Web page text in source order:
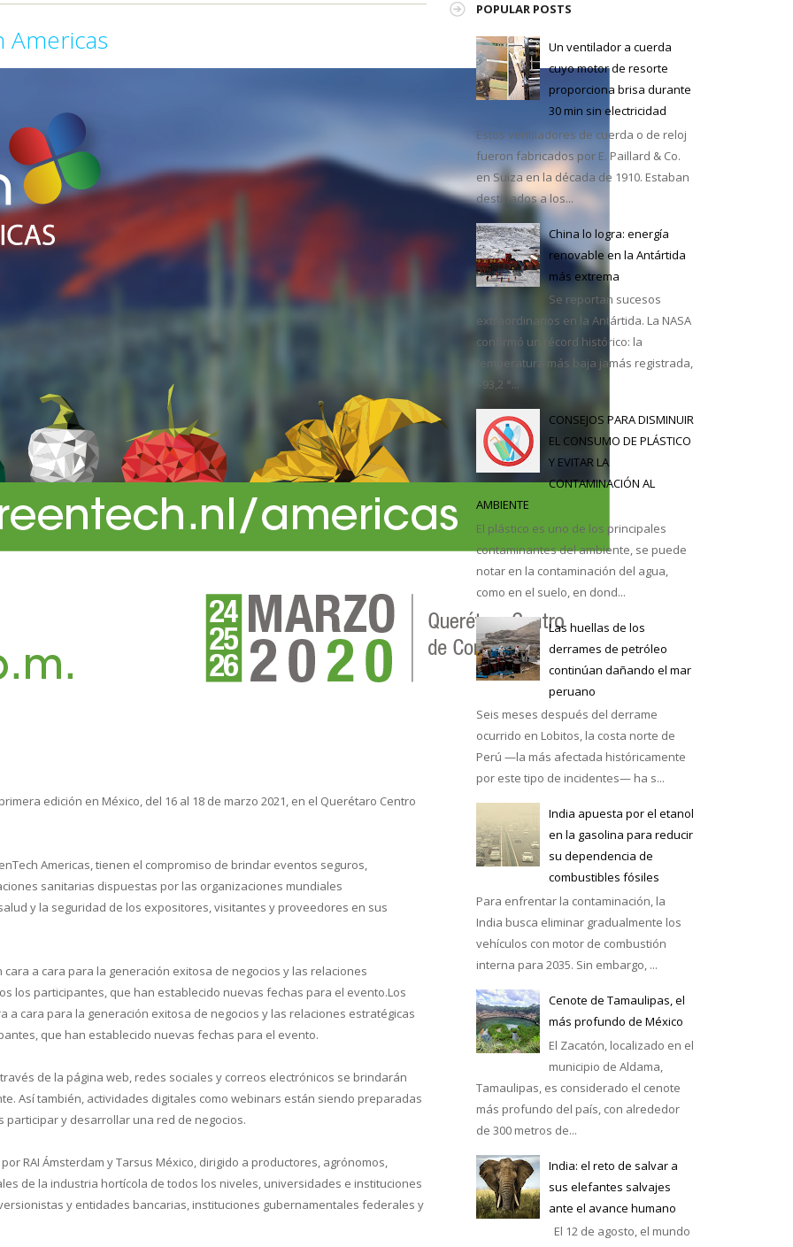
que tan sana es el agua en tu casa
es el mejor calentador solar de México
Americas
edición en México, del 16 al 18 de marzo 2021, en el Querétaro Centro
Americas, tienen el compromiso de brindar eventos seguros,
sanitarias dispuestas por las organizaciones mundiales
y la seguridad de los expositores, visitantes y proveedores en sus
a cara para la generación exitosa de negocios y las relaciones
los participantes, que han establecido nuevas fechas para el evento.Los
cara para la generación exitosa de negocios y las relaciones estratégicas
que han establecido nuevas fechas para el evento.
de la página web, redes sociales y correos electrónicos se brindarán
Así también, actividades digitales como webinars están siendo preparadas
participar y desarrollar una red de negocios.
RAI Ámsterdam y Tarsus México, dirigido a productores, agrónomos,
de la industria hortícola de todos los niveles, universidades e instituciones
y entidades bancarias, instituciones gubernamentales federales y
POPULAR POSTS
Un ventilador a cuerda
cuyo motor de resorte
proporciona brisa durante
30 min sin electricidad
Estos ventiladores de cuerda o de reloj
fueron fabricados por E. Paillard & Co.
en Suiza en la década de 1910. Estaban
destinados a los...
China lo logra: energía
renovable en la Antártida
más extrema
Se reportan sucesos
extraordinarios en la Antártida. La NASA
confirmó un récord histórico: la
temperatura más baja jamás registrada,
–93,2 °...
CONSEJOS PARA DISMINUIR
EL CONSUMO DE PLÁSTICO
Y EVITAR LA
CONTAMINACIÓN AL
AMBIENTE
El plástico es uno de los principales
contaminantes del ambiente, se puede
notar en la contaminación del agua,
como en el suelo, en dond...
Las huellas de los
derrames de petróleo
continúan dañando el mar
peruano
Seis meses después del derrame
ocurrido en Lobitos, la costa norte de
Perú —la más afectada históricamente
por este tipo de incidentes— ha s...
India apuesta por el etanol
en la gasolina para reducir
su dependencia de
combustibles fósiles
Para enfrentar la contaminación, la
India busca eliminar gradualmente los
vehículos con motor de combustión
interna para 2035. Sin embargo, ...
Cenote de Tamaulipas, el
más profundo de México
El Zacatón, localizado en el
municipio de Aldama,
Tamaulipas, es considerado el cenote
más profundo del país, con alrededor
de 300 metros de...
India: el reto de salvar a
sus elefantes salvajes
ante el avance humano
El 12 de agosto, el mundo